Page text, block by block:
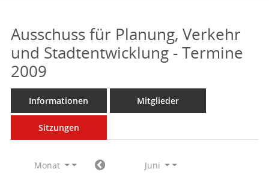
Ausschuss für Planung, Verkehr
und Stadtentwicklung - Termine
2009
Informationen Mitglieder
Sitzungen
Monat
Juni